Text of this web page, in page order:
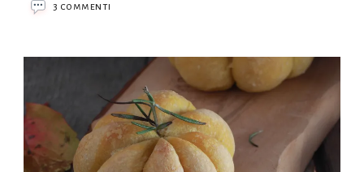
3 commenti
zucca
lievito
madre